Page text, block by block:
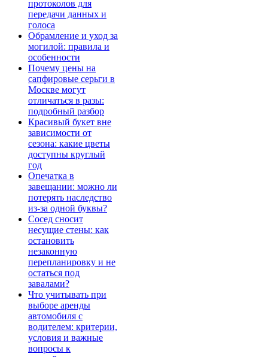
протоколов для
передачи данных и
голоса
Обрамление и уход за
могилой: правила и
особенности
Почему цены на
сапфировые серьги в
Москве могут
отличаться в разы:
подробный разбор
Красивый букет вне
зависимости от
сезона: какие цветы
доступны круглый
год
Опечатка в
завещании: можно ли
потерять наследство
из-за одной буквы?
Сосед сносит
несущие стены: как
остановить
незаконную
перепланировку и не
остаться под
завалами?
Что учитывать при
выборе аренды
автомобиля с
водителем: критерии,
условия и важные
вопросы к